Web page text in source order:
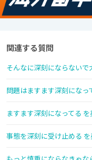
関連する質問
そんなに深刻にならない
問題はますます深刻になっ
ますます深刻になってる
事態を深刻に受け止める